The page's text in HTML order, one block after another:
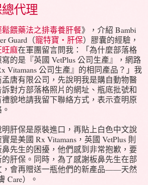
代理
鬆餵藥法之排毒養肝餐》，介紹 Bambi
Guard（寵特寶‧肝保）膠囊的經驗，
旺麻在軍團留言問我：「為什麼部落格
的是『英國 VetPlus 公司生產』，網路
Vitamans 公司生產』的相同產品？」我
唐有限公司，先說明我是購自動物醫
對方部落格照片的網址、瓶底批號和
貌地請我留下聯絡方式，表示查明原
肝保是原裝進口，再貼上白色中文說
是美國 Rx Vitamans，英國 VetPlus 則
先生的困擾，他們感到非常抱歉，要
肝保。同時，為了感謝板鼻先生在部
，會再贈送一瓶他們的新產品——天然
Care）。